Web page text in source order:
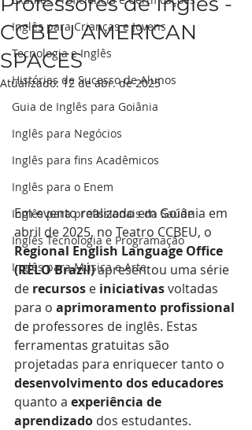
Inglês para Crianças e Jovens
Tecnologia e Inglês
Histórias de Sucesso de Alunos
Guia de Inglês para Goiânia
Inglês para Negócios
Inglês para fins Acadêmicos
Inglês para o Enem
Inglês para profissionais da Saúde
Inglês Tecnologia e Programação
Inglês para Música e Arte
CCBEU AMERICAN
SPACES
Atualizado:12 de abr. de 2025
Em evento realizado em Goiânia em
abril de 2025, no Teatro CCBEU, o
Regional English Language Office
(RELO Brazil) apresentou uma série
de recursos e iniciativas voltadas
para o aprimoramento profissional
de professores de inglês. Estas
ferramentas gratuitas são
projetadas para enriquecer tanto o
desenvolvimento dos educadores
quanto a experiência de
aprendizado dos estudantes.